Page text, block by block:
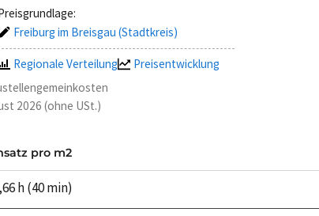
Freiburg im Breisgau (Stadtkreis)
Regionale Verteilung
Preisentwicklung
2026 (ohne USt.)
pro m2
h (40 min)